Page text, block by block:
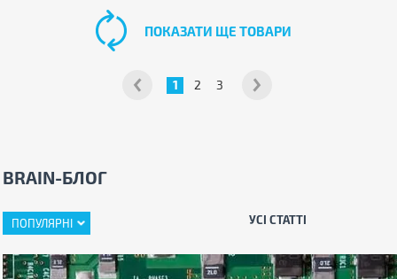
1 2 3
ПОКАЗАТИ ЩЕ ТОВАРИ
BRAIN-БЛОГ
ПОПУЛЯРНІ УСІ СТАТТІ